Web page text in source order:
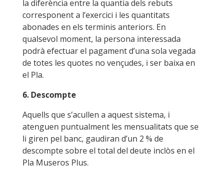
la diferència entre la quantia dels rebuts
corresponent a l’exercici i les quantitats
abonades en els terminis anteriors. En
qualsevol moment, la persona interessada
podrà efectuar el pagament d’una sola vegada
de totes les quotes no vençudes, i ser baixa en
el Pla.
6. Descompte
Aquells que s’acullen a aquest sistema, i
atenguen puntualment les mensualitats que se
li giren pel banc, gaudiran d’un 2 % de
descompte sobre el total del deute inclòs en el
Pla Museros Plus.